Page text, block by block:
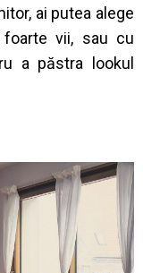
ai putea alege
vii, sau cu
a păstra lookul